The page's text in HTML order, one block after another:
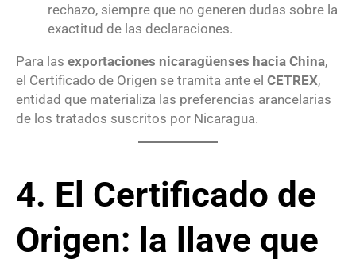
rechazo, siempre que no generen dudas sobre la
exactitud de las declaraciones.
Para las exportaciones nicaragüenses hacia China,
el Certificado de Origen se tramita ante el CETREX,
entidad que materializa las preferencias arancelarias
de los tratados suscritos por Nicaragua.
4. El Certificado de
Origen: la llave que